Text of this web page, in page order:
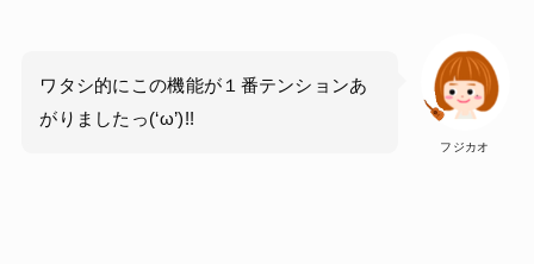
フジカオ
ワタシ的にこの機能が１番テンションあ
がりましたっ(‘ω’)!!